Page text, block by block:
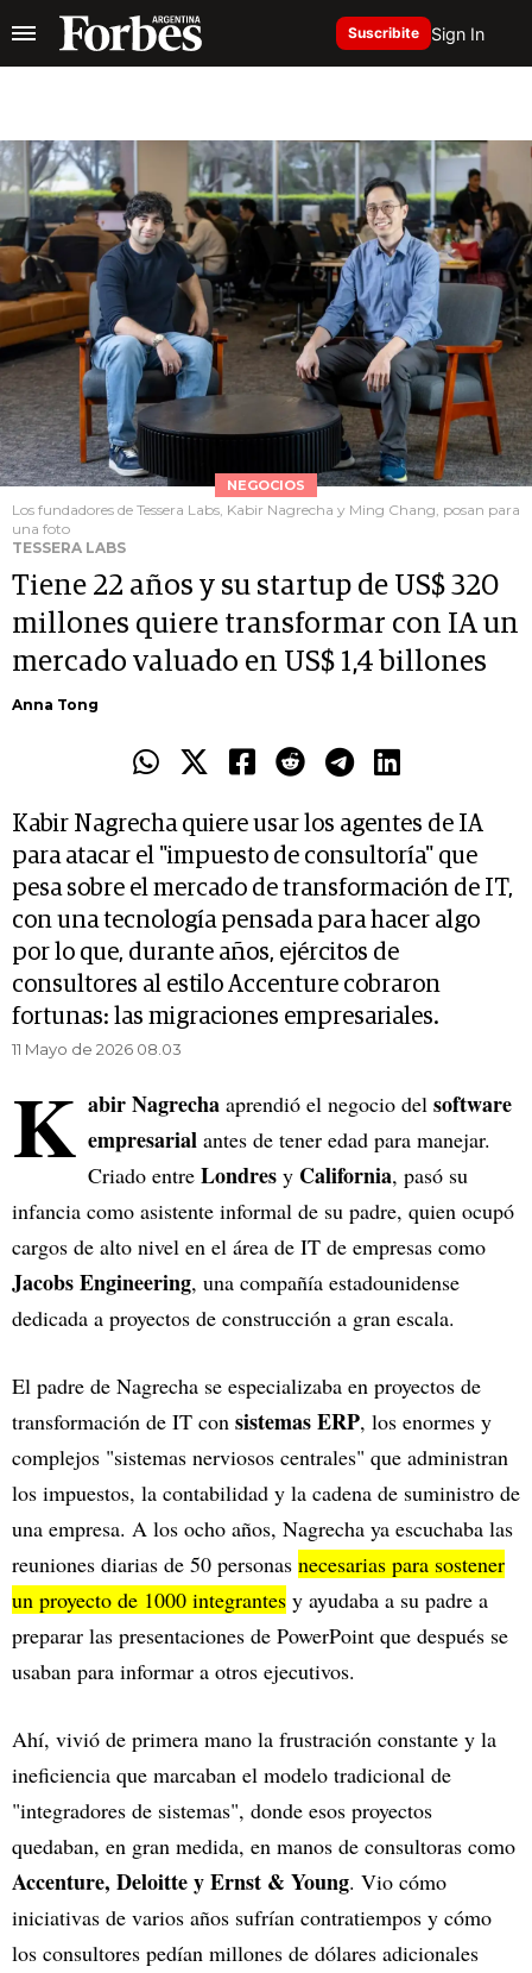
Suscribite Sign In
NEGOCIOS
Los fundadores de Tessera Labs, Kabir Nagrecha y Ming Chang, posan para
una foto
TESSERA LABS
Tiene 22 años y su startup de US$ 320
millones quiere transformar con IA un
mercado valuado en US$ 1,4 billones
Anna Tong
Kabir Nagrecha quiere usar los agentes de IA
para atacar el "impuesto de consultoría" que
pesa sobre el mercado de transformación de IT,
con una tecnología pensada para hacer algo
por lo que, durante años, ejércitos de
consultores al estilo Accenture cobraron
fortunas: las migraciones empresariales.
11 Mayo de 2026 08.03
K abir Nagrecha aprendió el negocio del software
empresarial antes de tener edad para manejar.
Criado entre Londres y California, pasó su
infancia como asistente informal de su padre, quien ocupó
cargos de alto nivel en el área de IT de empresas como
Jacobs Engineering, una compañía estadounidense
dedicada a proyectos de construcción a gran escala.
El padre de Nagrecha se especializaba en proyectos de
transformación de IT con sistemas ERP, los enormes y
complejos "sistemas nerviosos centrales" que administran
los impuestos, la contabilidad y la cadena de suministro de
una empresa. A los ocho años, Nagrecha ya escuchaba las
reuniones diarias de 50 personas necesarias para sostener
un proyecto de 1000 integrantes y ayudaba a su padre a
preparar las presentaciones de PowerPoint que después se
usaban para informar a otros ejecutivos.
Ahí, vivió de primera mano la frustración constante y la
ineficiencia que marcaban el modelo tradicional de
"integradores de sistemas", donde esos proyectos
quedaban, en gran medida, en manos de consultoras como
Accenture, Deloitte y Ernst & Young. Vio cómo
iniciativas de varios años sufrían contratiempos y cómo
los consultores pedían millones de dólares adicionales